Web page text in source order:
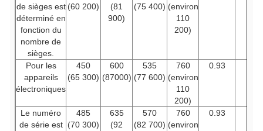
de sièges est
déterminé en
fonction du
nombre de
sièges.
(60 200)
(81
900)
(75 400) (environ
110
200)
Pour les
appareils
électroniques
450
(65 300)
600
(87000)
535
(77 600)
760
(environ
110
200)
0.93
Le numéro
de série est
485
(70 300)
635
(92
570
(82 700)
760
(environ
0.93